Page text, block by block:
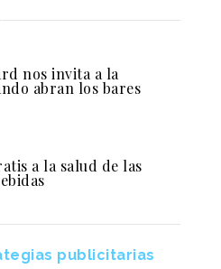
nos invita a la
abran los bares
a la salud de las
publicitarias